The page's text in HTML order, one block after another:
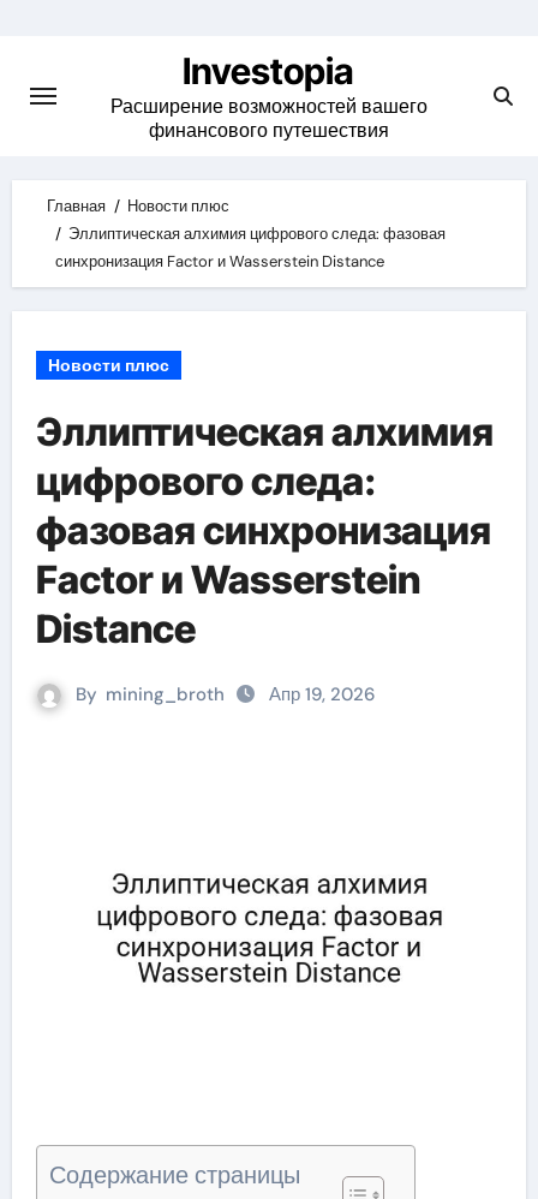
content
Investopia
Расширение возможностей вашего
финансового путешествия
Главная
Новости плюс
Эллиптическая алхимия цифрового следа: фазовая
синхронизация Factor и Wasserstein Distance
Новости плюс
Эллиптическая алхимия
цифрового следа:
фазовая синхронизация
Factor и Wasserstein
Distance
By mining_broth Апр 19, 2026
Содержание страницы